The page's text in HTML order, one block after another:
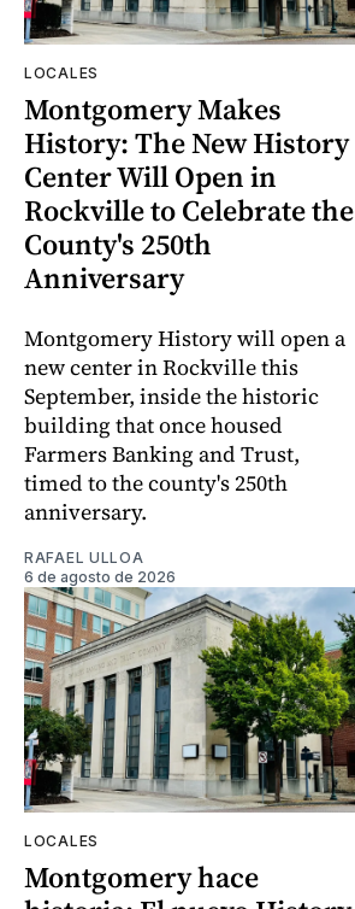
LOCALES
Montgomery Makes
History: The New History
Center Will Open in
Rockville to Celebrate the
County's 250th
Anniversary
Montgomery History will open a
new center in Rockville this
September, inside the historic
building that once housed
Farmers Banking and Trust,
timed to the county's 250th
anniversary.
RAFAEL ULLOA
6 de agosto de 2026
LOCALES
Montgomery hace